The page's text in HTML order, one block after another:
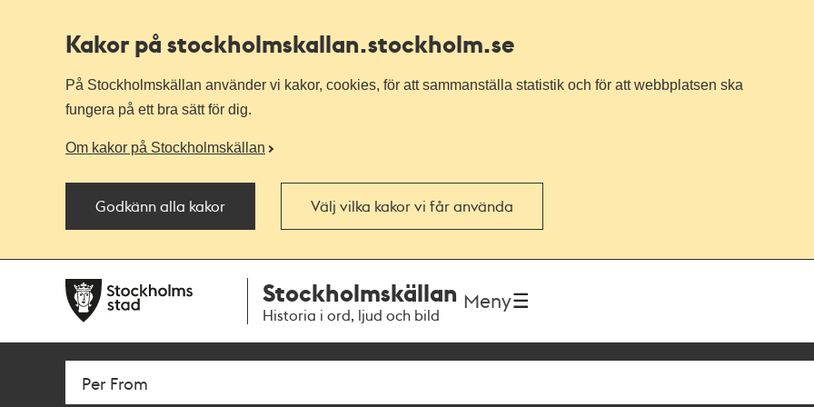
Kakor på stockholmskallan.stockholm.se
På Stockholmskällan använder vi kakor, cookies, för att sammanställa statistik och för att webbplatsen ska
fungera på ett bra sätt för dig.
Om kakor på Stockholmskällan
Godkänn alla kakor Välj vilka kakor vi får använda
navigationen
huvudinnehållet
Stockholmskällan
Historia i ord, ljud och bild
Meny
Sök